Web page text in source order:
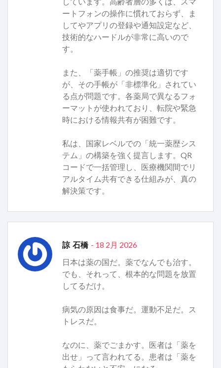
ートフォンの操作に慣れておらず、ま
してやアプリの登録や通知設定など、
技術的なハードルが非常に高いので
す。
また、「薬手帳」の推奨は適切です
が、その手帳が「非標準化」されてい
る点が問題です。各薬局で異なるフォ
ーマットが使われており、転院や緊急
時における情報共有が困難です。
私は、国家レベルでの「統一薬歴シス
テム」の構築を強く提言します。QR
コードで一括管理し、医療機関間でリ
アルタイム共有できる仕組みが、真の
解決策です。
諒 石橋 - 18 2月 2026
日本は薬の国だ。薬でなんでも治す。
でも、それって、根本的な問題を放置
してるだけ。
病気の原因は食事だ。運動不足だ。ス
トレスだ。
なのに、薬でごまかす。医者は「薬を
出せ」って言われてる。患者は「薬を